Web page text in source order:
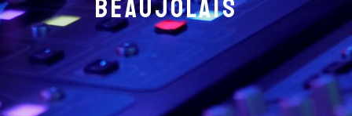
beaujolais